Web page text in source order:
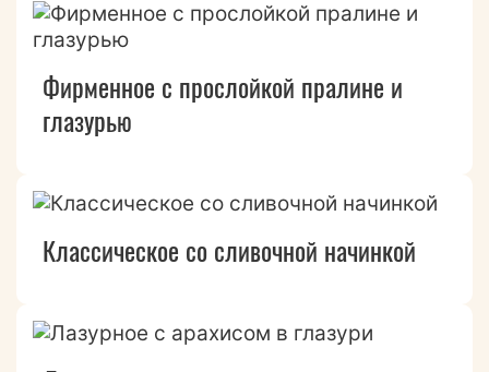
Фирменное с прослойкой пралине и
глазурью
Классическое со сливочной начинкой